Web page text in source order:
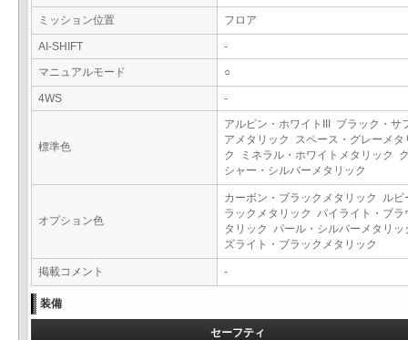
ミッション位置 フロア
AI-SHIFT
-
マニュアルモード
○
4WS -
標準色
アルピン・ホワイトIII ブラック・サ
アメタリック スペース・グレーメタ
ク ミネラル・ホワイトメタリック
シャー・シルバーメタリック
オプション色
カーボン・ブラックメタリック ルビ
ラックメタリック パイライト・ブラ
タリック パール・シルバーメタリ
ズライト・ブラックメタリック
掲載コメント -
装備
セーフティ